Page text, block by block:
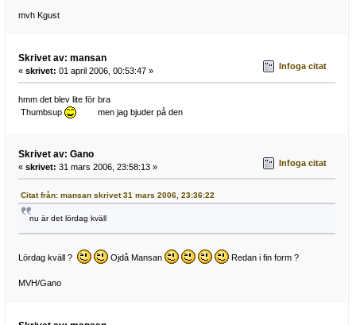
mvh Kgust
Skrivet av: mansan
« skrivet: 01 april 2006, 00:53:47 » Infoga citat
hmm det blev lite för bra
Thumbsup
men jag bjuder på den
Skrivet av: Gano
« skrivet: 31 mars 2006, 23:58:13 » Infoga citat
Citat från: mansan skrivet 31 mars 2006, 23:36:22
nu är det lördag kväll
Lördag kväll ? Ojdå Mansan Redan i fin form ?
MVH/Gano